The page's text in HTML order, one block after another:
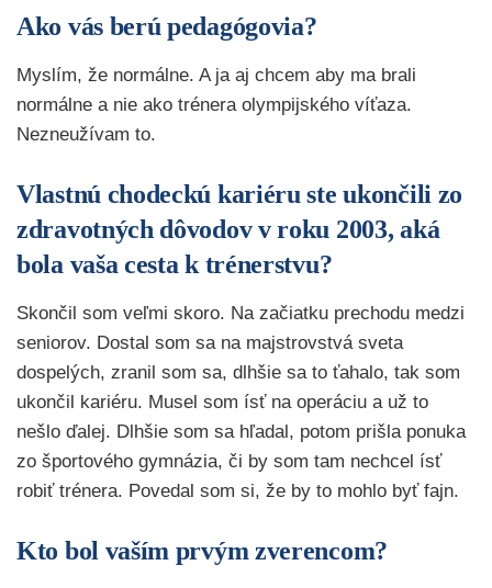
Ako vás berú pedagógovia?
Myslím, že normálne. A ja aj chcem aby ma brali
normálne a nie ako trénera olympijského víťaza.
Nezneužívam to.
Vlastnú chodeckú kariéru ste ukončili zo
zdravotných dôvodov v roku 2003, aká
bola vaša cesta k trénerstvu?
Skončil som veľmi skoro. Na začiatku prechodu medzi
seniorov. Dostal som sa na majstrovstvá sveta
dospelých, zranil som sa, dlhšie sa to ťahalo, tak som
ukončil kariéru. Musel som ísť na operáciu a už to
nešlo ďalej. Dlhšie som sa hľadal, potom prišla ponuka
zo športového gymnázia, či by som tam nechcel ísť
robiť trénera. Povedal som si, že by to mohlo byť fajn.
Kto bol vaším prvým zverencom?